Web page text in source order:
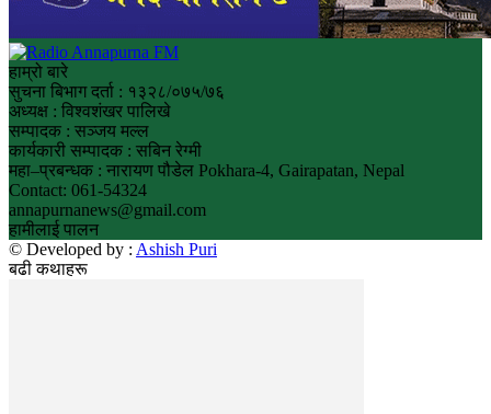
हाम्रो बारे
सुचना बिभाग दर्ता : १३२८/०७५/७६
अध्यक्ष : विश्वशंखर पालिखे
सम्पादक : सञ्जय मल्ल
कार्यकारी सम्पादक : सबिन रेग्मी
महा–प्रबन्धक : नारायण पौडेल Pokhara-4, Gairapatan, Nepal
Contact: 061-54324
annapurnanews@gmail.com
हामीलाई पालन
© Developed by : Ashish Puri
बढी कथाहरू